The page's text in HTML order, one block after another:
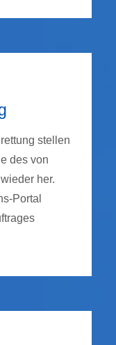
stellen
des von
her.
Portal